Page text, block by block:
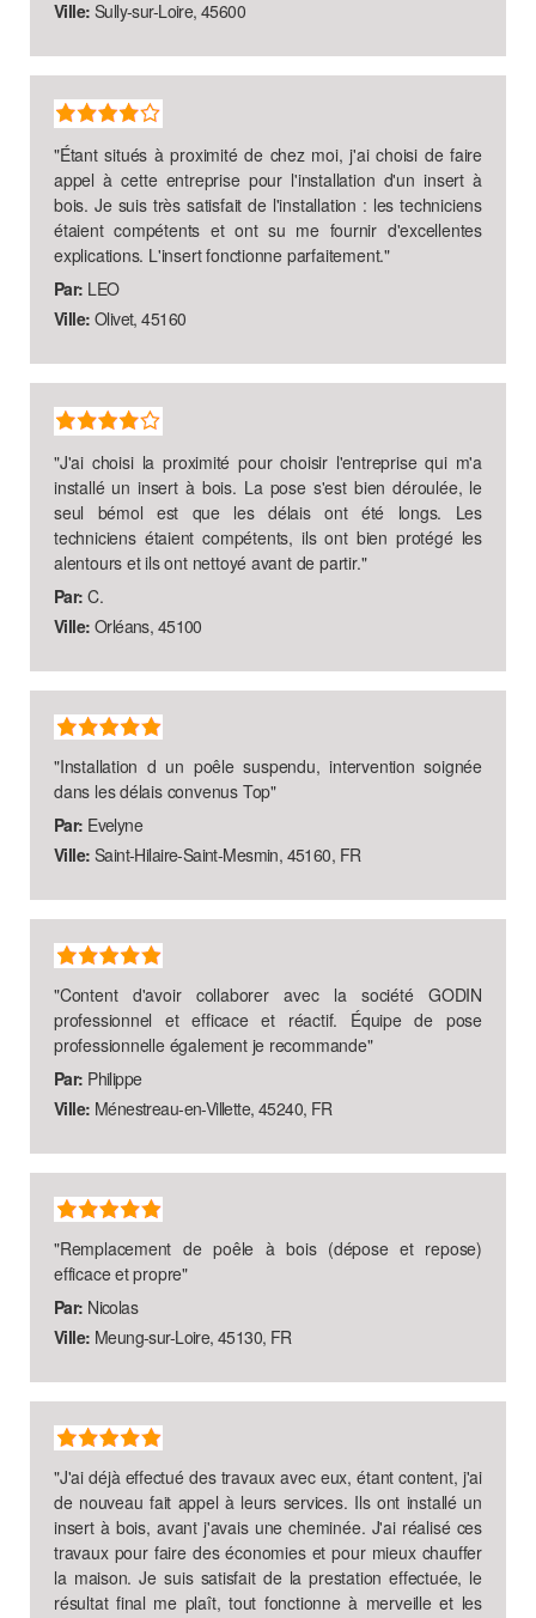
Ville: Sully-sur-Loire, 45600
"Étant situés à proximité de chez moi, j'ai choisi de faire
appel à cette entreprise pour l'installation d'un insert à
bois. Je suis très satisfait de l'installation : les techniciens
étaient compétents et ont su me fournir d'excellentes
explications. L'insert fonctionne parfaitement."
Par: LEO
Ville: Olivet, 45160
"J'ai choisi la proximité pour choisir l'entreprise qui m'a
installé un insert à bois. La pose s'est bien déroulée, le
seul bémol est que les délais ont été longs. Les
techniciens étaient compétents, ils ont bien protégé les
alentours et ils ont nettoyé avant de partir."
Par: C.
Ville: Orléans, 45100
"Installation d un poêle suspendu, intervention soignée
dans les délais convenus Top"
Par: Evelyne
Ville: Saint-Hilaire-Saint-Mesmin, 45160, FR
"Content d'avoir collaborer avec la société GODIN
professionnel et efficace et réactif. Équipe de pose
professionnelle également je recommande"
Par: Philippe
Ville: Ménestreau-en-Villette, 45240, FR
"Remplacement de poêle à bois (dépose et repose)
efficace et propre"
Par: Nicolas
Ville: Meung-sur-Loire, 45130, FR
"J'ai déjà effectué des travaux avec eux, étant content, j'ai
de nouveau fait appel à leurs services. Ils ont installé un
insert à bois, avant j'avais une cheminée. J'ai réalisé ces
travaux pour faire des économies et pour mieux chauffer
la maison. Je suis satisfait de la prestation effectuée, le
résultat final me plaît, tout fonctionne à merveille et les